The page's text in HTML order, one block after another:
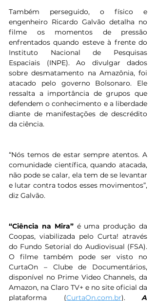
Também perseguido, o físico e
engenheiro Ricardo Galvão detalha no
filme os momentos de pressão
enfrentados quando esteve à frente do
Instituto Nacional de Pesquisas
Espaciais (INPE). Ao divulgar dados
sobre desmatamento na Amazônia, foi
atacado pelo governo Bolsonaro. Ele
ressalta a importância de grupos que
defendem o conhecimento e a liberdade
diante de manifestações de descrédito
da ciência.
“Nós temos de estar sempre atentos. A
comunidade científica, quando atacada,
não pode se calar, ela tem de se levantar
e lutar contra todos esses movimentos”,
diz Galvão.
“Ciência na Mira” é uma produção da
Coopas, viabilizada pelo Curta! através
do Fundo Setorial do Audiovisual (FSA).
O filme também pode ser visto no
CurtaOn – Clube de Documentários,
disponível no Prime Video Channels, da
Amazon, na Claro TV+ e no site oficial da
plataforma (CurtaOn.com.br). A